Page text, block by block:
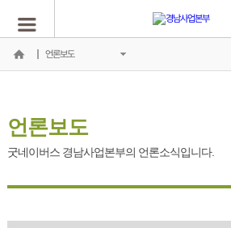
언론보도
언론보도
굿네이버스 경남사업본부의 언론소식입니다.